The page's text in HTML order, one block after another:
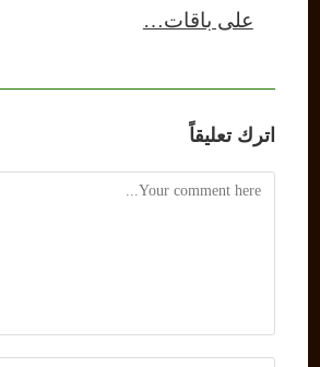
على باقات…
اترك تعليقاً
Comment